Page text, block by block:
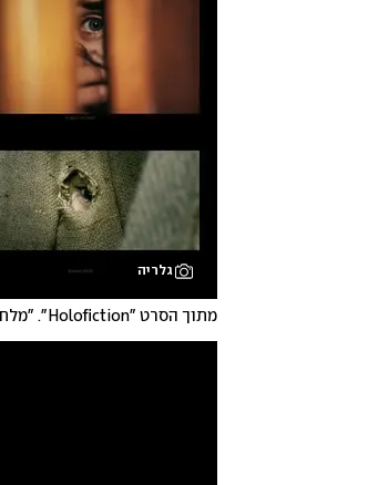
גלריה
מתוך הסרט "Holofiction". "מלחמת העולם השנייה היא האירוע הכי מיוצג בתולדות הקולנוע"